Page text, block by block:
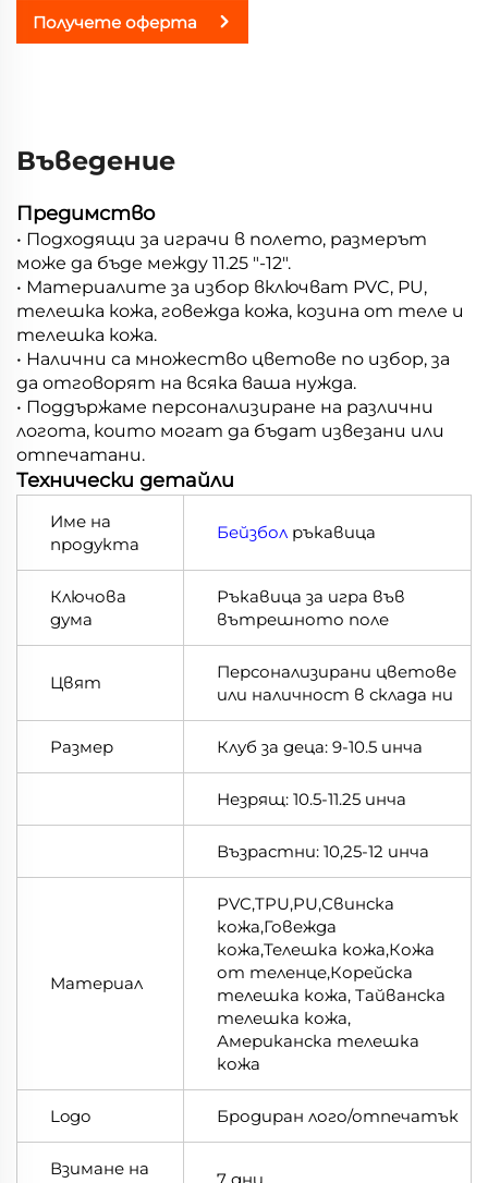
Получете оферта
Въведение
Предимство
• Подходящи за играчи в полето, размерът
може да бъде между 11.25 "-12".
• Материалите за избор включват PVC, PU,
телешка кожа, говежда кожа, козина от теле и
телешка кожа.
• Налични са множество цветове по избор, за
да отговорят на всяка ваша нужда.
• Поддържаме персонализиране на различни
логота, които могат да бъдат извезани или
отпечатани.
Технически детайли
Име на
продукта
Бейзбол ръкавица
Ключова
дума
Ръкавица за игра във
вътрешното поле
Цвят
Персонализирани цветове
или наличност в склада ни
Размер Клуб за деца: 9-10.5 инча
Незрящ: 10.5-11.25 инча
Възрастни: 10,25-12 инча
Материал
PVC,TPU,PU,Свинска
кожа,Говежда
кожа,Телешка кожа,Кожа
от теленце,Корейска
телешка кожа, Тайванска
телешка кожа,
Американска телешка
кожа
Logo Бродиран лого/отпечатък
Взимане на